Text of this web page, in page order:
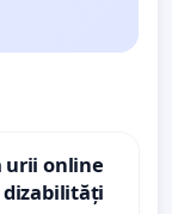
urii online
dizabilități